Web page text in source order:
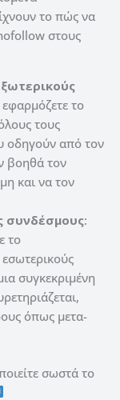
το πώς να
στους
το
τους
οδηγούν από τον
βοηθά τον
και να τον
συνδέσμους:
το
συγκεκριμένη
όπως μετα-
σωστά το